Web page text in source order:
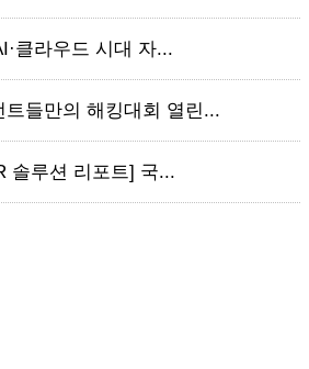
클라우드 시대 자...
트들만의 해킹대회 열린...
솔루션 리포트] 국...